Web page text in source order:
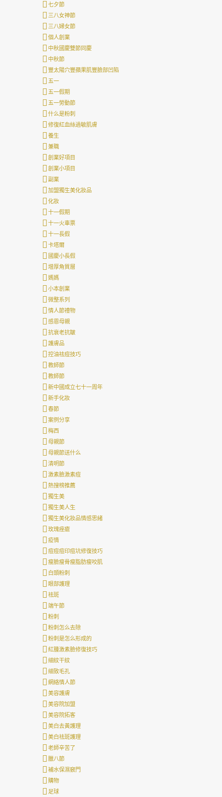
七夕節
三八女神節
三八婦女節
個人創業
中秋國慶雙節同慶
中秋節
豐太陽穴豐蘋果肌豐臉部凹陷
五一
五一假期
五一勞動節
什么是粉刺
修復紅血絲過敏肌膚
養生
兼職
創業好項目
創業小項目
副業
加盟獨生美化妝品
化妝
十一假期
十一火車票
十一長假
卡塔爾
國慶小長假
增厚角質層
媽媽
小本創業
微整系列
情人節禮物
感恩母親
抗衰老抗皺
護膚品
控油祛痘技巧
教師節
教師節
新中國成立七十一周年
新手化妝
春節
案例分享
梅西
母親節
母親節送什么
清明節
激素臉激素痘
熱搜榜推薦
獨生美
獨生美人生
獨生美化妝品情感思緒
玫瑰痤瘡
疫情
痘痘痘印痘坑修復技巧
瘦臉瘦骨瘦脂肪瘦咬肌
白頭粉刺
眼部護理
祛斑
端午節
粉刺
粉刺怎么去除
粉刺是怎么形成的
紅腫激素臉修復技巧
細紋干紋
細致毛孔
網絡情人節
美容護膚
美容院加盟
美容院拓客
美白去黃護理
美白祛斑護理
老師辛苦了
臘八節
補水保濕竅門
購物
足球